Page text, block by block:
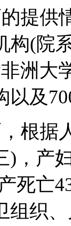
提供
构(院
洲大
以及
根据
)，产
死亡
组织